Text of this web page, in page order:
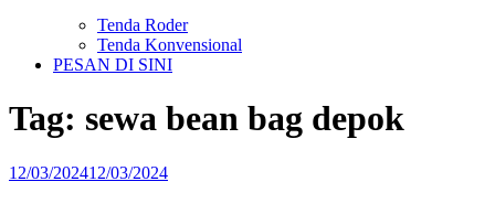
Tenda Roder
Tenda Konvensional
PESAN DI SINI
Tag: sewa bean bag depok
Diposkan
12/03/202412/03/2024